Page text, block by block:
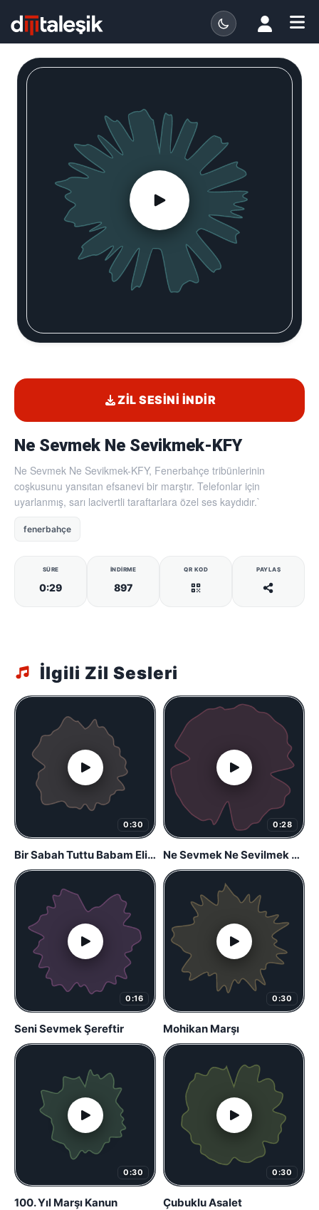
Ne Sevmek Ne Sevikmek-KFY
Ne Sevmek Ne Sevikmek-KFY, Fenerbahçe tribünlerinin
coşkusunu yansıtan efsanevi bir marştır. Telefonlar için
uyarlanmış, sarı lacivertli taraftarlara özel ses kaydıdır.`
fenerbahçe
SÜRE
0:29
İNDIRME
897
QR KOD PAYLAŞ
ZIL SESINI İNDIR
İlgili Zil Sesleri
0:30
Bir Sabah Tuttu Babam Elimden ! Fenerbahçe Beste
0:28
Ne Sevmek Ne Sevilmek – Fenerbahce Marimba Remix – Fenerbahce Zil Sesi – (Telefon Zil Sesleri)
0:16
Seni Sevmek Şereftir
0:30
Mohikan Marşı
0:30
100. Yıl Marşı Kanun
0:30
Çubuklu Asalet